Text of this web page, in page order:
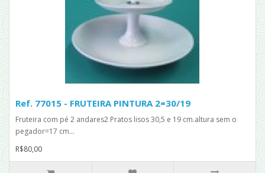
Ref. 77015 - FRUTEIRA PINTURA 2=30/19
Fruteira com pé 2 andares2 Pratos lisos 30,5 e 19 cm.altura sem o
pegador=17 cm...
R$80,00